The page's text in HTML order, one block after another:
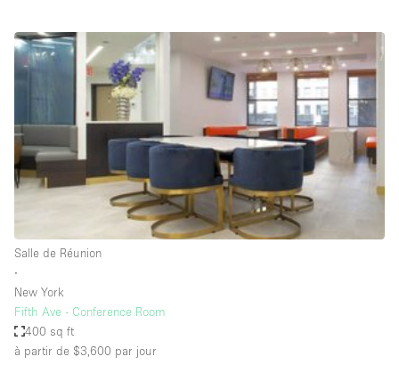
Vente au
détail
Showroom Événement Art Alimentation
Séance de
Conférence Réunion Bureaux
Local
Commercial
Partagé
Atelier
Autre
Salle de Réunion
∙
New York
Fifth Ave - Conference Room
400 sq ft
à partir de $3,600 par jour